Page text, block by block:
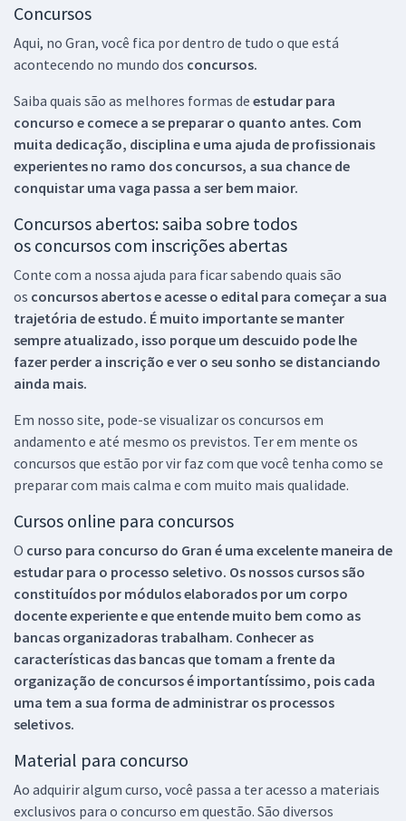
Concursos
Aqui, no Gran, você fica por dentro de tudo o que está
acontecendo no mundo dos concursos.
Saiba quais são as melhores formas de estudar para
concurso e comece a se preparar o quanto antes. Com
muita dedicação, disciplina e uma ajuda de profissionais
experientes no ramo dos concursos, a sua chance de
conquistar uma vaga passa a ser bem maior.
Concursos abertos: saiba sobre todos
os concursos com inscrições abertas
Conte com a nossa ajuda para ficar sabendo quais são
os concursos abertos e acesse o edital para começar a sua
trajetória de estudo. É muito importante se manter
sempre atualizado, isso porque um descuido pode lhe
fazer perder a inscrição e ver o seu sonho se distanciando
ainda mais.
Em nosso site, pode-se visualizar os concursos em
andamento e até mesmo os previstos. Ter em mente os
concursos que estão por vir faz com que você tenha como se
preparar com mais calma e com muito mais qualidade.
Cursos online para concursos
O curso para concurso do Gran é uma excelente maneira de
estudar para o processo seletivo. Os nossos cursos são
constituídos por módulos elaborados por um corpo
docente experiente e que entende muito bem como as
bancas organizadoras trabalham. Conhecer as
características das bancas que tomam a frente da
organização de concursos é importantíssimo, pois cada
uma tem a sua forma de administrar os processos
seletivos.
Material para concurso
Ao adquirir algum curso, você passa a ter acesso a materiais
exclusivos para o concurso em questão. São diversos